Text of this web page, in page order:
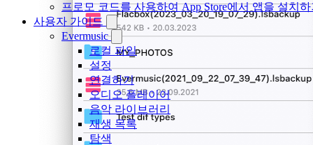
프로모 코드를 사용하여 App Store에서 앱을 설치
사용자 가이드
Evermusic
로컬 파일
설정
연결하기
오디오 플레이어
음악 라이브러리
재생 목록
탐색